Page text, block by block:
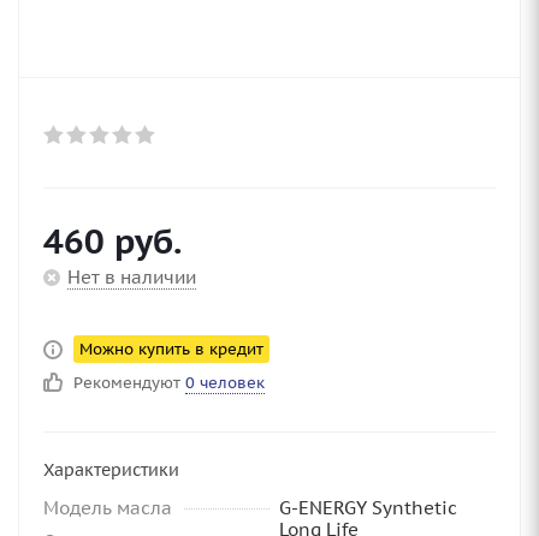
460 руб.
Нет в наличии
Можно купить в кредит
Рекомендуют 0 человек
Характеристики
Модель масла
G-ENERGY Synthetic
Long Life